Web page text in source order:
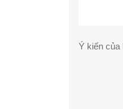
Ý kiến của